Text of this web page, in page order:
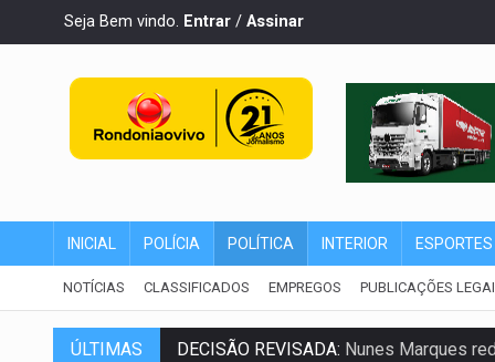
Seja Bem vindo. Entrar / Assinar
INICIAL POLÍCIA POLÍTICA INTERIOR ESPORTES
NOTÍCIAS CLASSIFICADOS EMPREGOS PUBLICAÇÕES
ÚLTIMAS
DECISÃO REVISADA:Nunes Marques
CONEXÃO RONDONIAOVIVO: